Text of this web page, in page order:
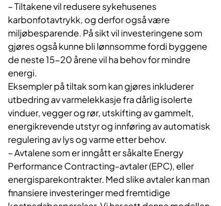
– Tiltakene vil redusere sykehusenes
karbonfotavtrykk, og derfor også være
miljøbesparende. På sikt vil investeringene som
gjøres også kunne bli lønnsomme fordi byggene
de neste 15-20 årene vil ha behov for mindre
energi.
Eksempler på tiltak som kan gjøres inkluderer
utbedring av varmelekkasje fra dårlig isolerte
vinduer, vegger og rør, utskifting av gammelt,
energikrevende utstyr og innføring av automatisk
regulering av lys og varme etter behov.
– Avtalene som er inngått er såkalte Energy
Performance Contracting-avtaler (EPC), eller
energisparekontrakter. Med slike avtaler kan man
finansiere investeringer med fremtidige